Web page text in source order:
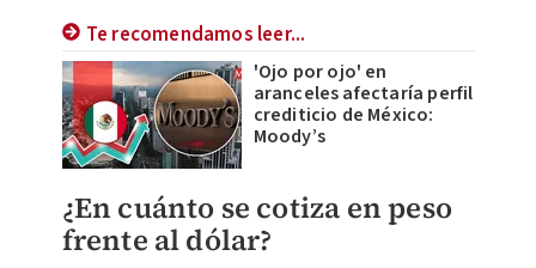
Te recomendamos leer...
'Ojo por ojo' en
aranceles afectaría perfil
crediticio de México:
Moody’s
¿En cuánto se cotiza en peso
frente al dólar?